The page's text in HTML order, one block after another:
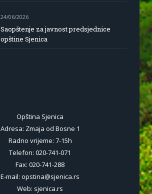
24/06/2026
Saopštenje za javnost predsjednice
opštine Sjenica
Opština Sjenica
Adresa: Zmaja od Bosne 1
Radno vrijeme: 7-15h
Telefon: 020-741-071
Fax: 020-741-288
E-mail: opstina@sjenica.rs
Web: sjenica.rs